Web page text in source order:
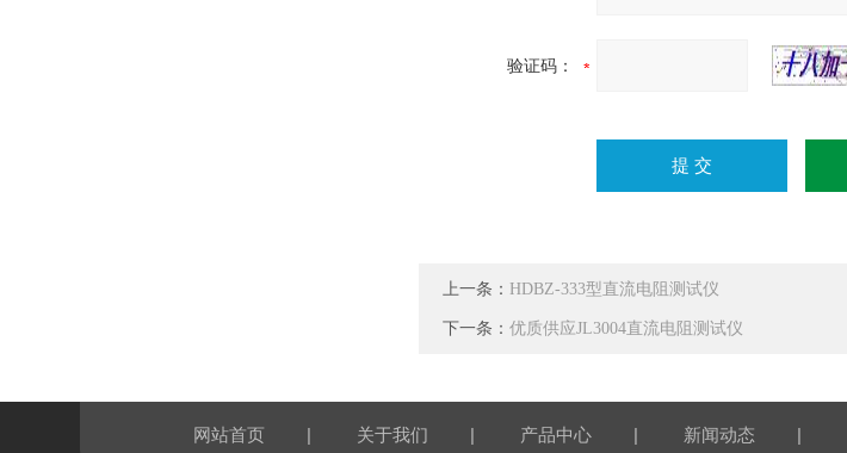
验证码：
上一条： HDBZ-333型直流电阻测试仪
下一条：优质供应JL3004直流电阻测试仪
网站首页 | 关于我们 | 产品中心 | 新闻动态 |